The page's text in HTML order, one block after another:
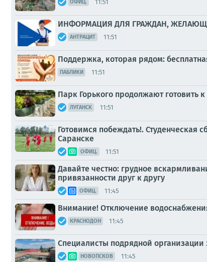
ОФИЦ. 11:51
ИНФОРМАЦИЯ ДЛЯ ГРАЖДАН,
АНТРАЦИТ 11:51
Поддержка, которая рядом:
ПАБЛИКИ 11:51
Парк Горького продолжают готовить
ЛУГАНСК 11:51
Готовимся побеждать!. Студенческая
Саранске
ОФИЦ. 11:51
Давайте честно: грудное
привязанности друг к другу
ОФИЦ. 11:45
Внимание! Отключение
КРАСНОДОН 11:45
Специалисты подрядной
НОВОПСКОВ 11:45